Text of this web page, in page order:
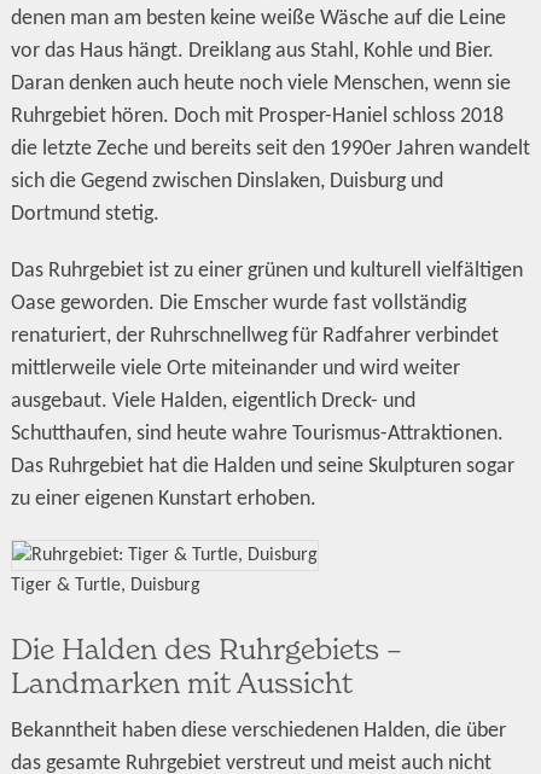
denen man am besten keine weiße Wäsche auf die Leine
vor das Haus hängt. Dreiklang aus Stahl, Kohle und Bier.
Daran denken auch heute noch viele Menschen, wenn sie
Ruhrgebiet hören. Doch mit Prosper-Haniel schloss 2018
die letzte Zeche und bereits seit den 1990er Jahren wandelt
sich die Gegend zwischen Dinslaken, Duisburg und
Dortmund stetig.
Das Ruhrgebiet ist zu einer grünen und kulturell vielfältigen
Oase geworden. Die Emscher wurde fast vollständig
renaturiert, der Ruhrschnellweg für Radfahrer verbindet
mittlerweile viele Orte miteinander und wird weiter
ausgebaut. Viele Halden, eigentlich Dreck- und
Schutthaufen, sind heute wahre Tourismus-Attraktionen.
Das Ruhrgebiet hat die Halden und seine Skulpturen sogar
zu einer eigenen Kunstart erhoben.
Tiger & Turtle, Duisburg
Die Halden des Ruhrgebiets –
Landmarken mit Aussicht
Bekanntheit haben diese verschiedenen Halden, die über
das gesamte Ruhrgebiet verstreut und meist auch nicht